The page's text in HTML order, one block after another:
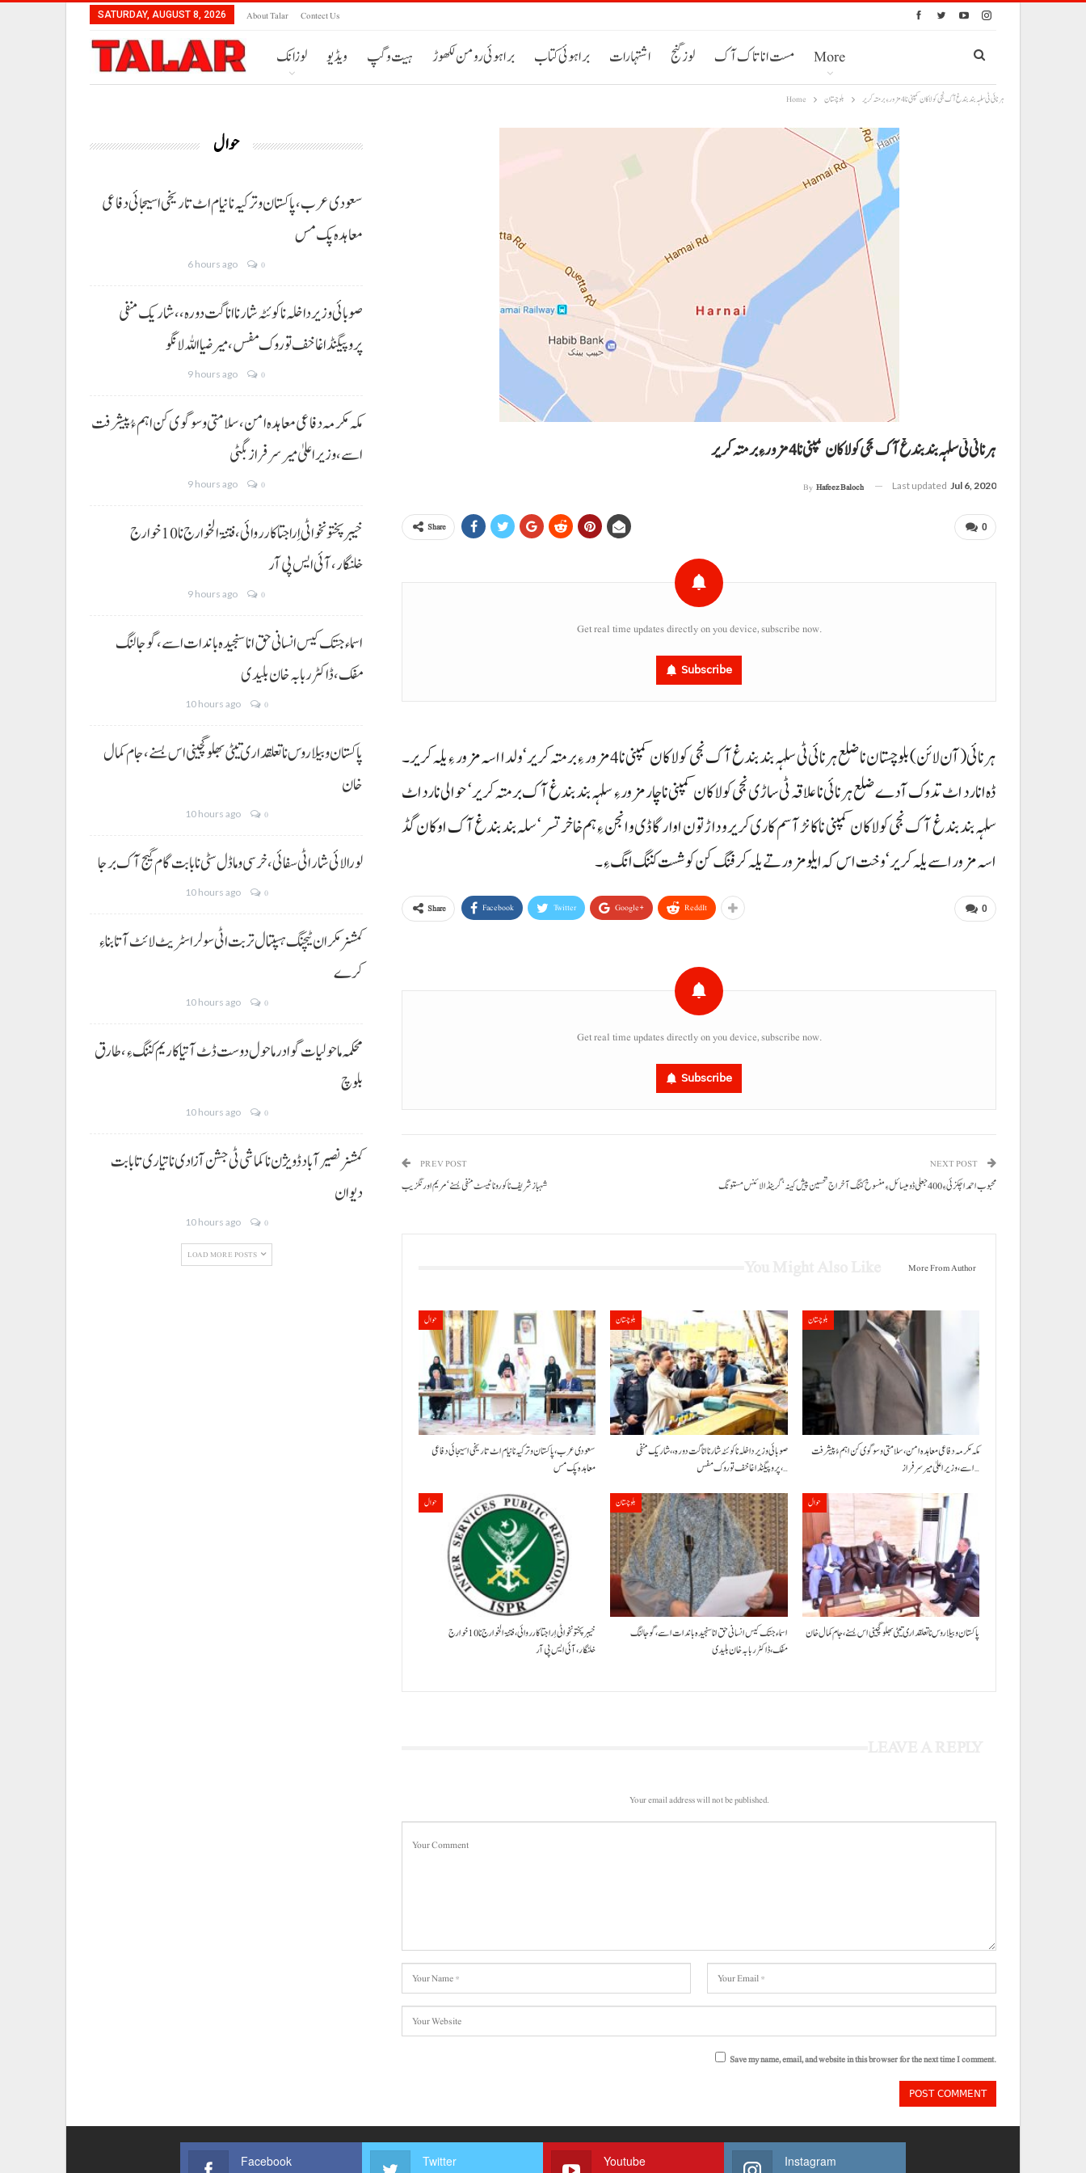
SATURDAY, AUGUST 8, 2026 About Talar Contect Us
لوزانک ویڈیو ہیت و گپ براہوئی رومن لکھوڑ براہوئی کتاب اشتہارات لوز گنج مست انا تاک آک More
Home بلوچستان ہرنائی ٹی سلہہ بند بندغ آک نجی کولا کان کمپنی نا 4مزور ءِ برمتہ کریر
ہرنائی ٹی سلہہ بند بندغ آک نجی کولا کان کمپنی نا 4مزور ءِ برمتہ کریر
By Hafeez Baloch Last updated Jul 6, 2020
0
Share
Get real time updates directly on you device, subscribe now.
Subscribe
ہرنائی (آن لائن) بلوچستان نا ضلع ہرنائی ٹی سلہہ بند بندغ آک نجی کولا کان کمپنی نا 4مزور ءِ برمتہ کریر‘ ولدااسہ مزور ءِ یلہ کریر۔
ڈہ انا رد اٹ تدوک آدے ضلع ہرنائی نا علاقہ ٹی ساڑی نجی کولا کان کمپنی نا چار مزور ءِ سلہہ بند بندغ آک برمتہ کریر‘ حوالی نارد اٹ
سلہہ بندبندغ آک نجی کولا کان کمپنی نا کانڑ آ سم کاری کریر و داڑتون اوار گاڈی و انجن ءِ ہم خاخر تسر‘ سلہ بند بندغ آک اوکان گڈ
اسہ مزور اسے یلہ کریر‘ وخت اس کہ ایلو مزور تے یلہ کرفنگ کن کوشست کننگ انگ ءِ۔
0
Share Facebook Twitter Google+ ReddIt
Get real time updates directly on you device, subscribe now.
Subscribe
PREV POST
شہبا ز شریف نا کورونا ٹیسٹ منفی بسنے‘ مریم اورنگزیب
NEXT POST
محبوب احمد اچکزئی ءِ 400جعلی ڈومیسائل ءِ منسوخ کننگ آ خراج تحسین پیش کینہ‘گرینڈ الائنس مستونگ
More From Author
حوال
سعودی عرب، پاکستان و ترکیہ نا نیام اٹ تاریخی اسیجائی دفاعی
معاہدہ پک مس
بلوچستان
صوبائی وزیر داخلہ نا کوئٹہ شار نا اناگت دورہ،، شاریک منفی
پروپیگنڈا غا خف توروک مفس،…
بلوچستان
مکہ مکرمہ دفاعی معاہدہ امن، سلامتی و سوگوی کن اہم ءُ پیشرفت
اسے،وزیراعلیٰ میر سرفراز…
حوال
خیبر پختونخوا ٹی اِرا جتا کارروائی، فتنۃ الخوارج نا 10خوارج
خلنگار،آئی ایس پی آر
بلوچستان
اسماء جتک کیس انسانی حق انا سنجیدہ باندات اسے، گوجالنگ
مفک،ڈاکٹر ربابہ خان بلیدی
حوال
پاکستان و بیلاروس نا تعلقداری تیٹی بھلو گچینی اس بسنے، جام کمال خان
Your email address will not be published.
Save my name, email, and website in this browser for the next time I comment.
حوال
سعودی عرب، پاکستان و ترکیہ نا نیام اٹ تاریخی اسیجائی دفاعی
معاہدہ پک مس
6 hours ago 0
صوبائی وزیر داخلہ نا کوئٹہ شار نا اناگت دورہ،، شاریک منفی
پروپیگنڈا غا خف توروک مفس، میر ضیا اللہ لانگو
9 hours ago 0
مکہ مکرمہ دفاعی معاہدہ امن، سلامتی و سوگوی کن اہم ءُ پیشرفت
اسے،وزیراعلیٰ میر سرفراز بگٹی
9 hours ago 0
خیبر پختونخوا ٹی اِرا جتا کارروائی، فتنۃ الخوارج نا 10خوارج
خلنگار،آئی ایس پی آر
9 hours ago 0
اسماء جتک کیس انسانی حق انا سنجیدہ باندات اسے، گوجالنگ
مفک،ڈاکٹر ربابہ خان بلیدی
10 hours ago 0
پاکستان و بیلاروس نا تعلقداری تیٹی بھلو گچینی اس بسنے، جام کمال
خان
10 hours ago 0
لورالائی شار اٹی سفائی، خرسی و ماڈل سٹی نا بابت گام گیج آک برجا
10 hours ago 0
کمشنر مکران ٹیچنگ ہسپتال تربت اٹی سولر اسٹریٹ لائٹ آتا بناءِ
کرے
10 hours ago 0
محکمہ ماحولیات گوادر ماحول دوست ڈٹ آتیا کاریم کننگ ءِ، طارق
بلوچ
10 hours ago 0
کمشنر نصیر آباد ڈویژن نا کماشی ٹی جشن آزادی نا تیاری تا بابت
دیوان
10 hours ago 0
LOAD MORE POSTS
Facebook Twitter Youtube Instagram